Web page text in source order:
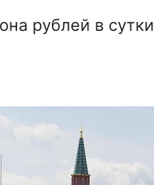
рублей в сутки